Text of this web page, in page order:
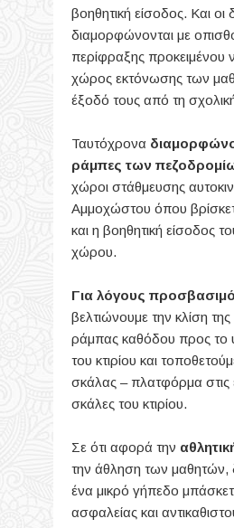
βοηθητική είσοδος. Και οι
διαμορφώνονται με
περίφραξης προκειμένου
χώρος εκτόνωσης των
έξοδό τους από τη
Ταυτόχρονα
ράμπες των
χώροι στάθμευσης
Αμμοχώστου όπου
και η βοηθητική είσοδος
χώρου.
Για λόγους
βελτιώνουμε την κλίση
ράμπας καθόδου προς το
του κτιρίου και
σκάλας – πλατφόρμα στις
σκάλες του κτιρίου.
Σε ότι αφορά την
την άθληση των
ένα μικρό γήπεδο
ασφαλείας και